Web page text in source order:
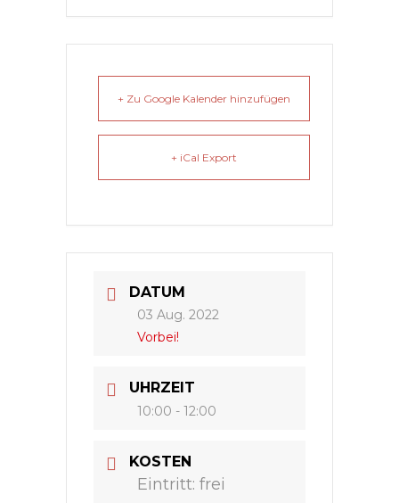
+ Zu Google Kalender hinzufügen
+ iCal Export
DATUM
03 Aug. 2022
Vorbei!
UHRZEIT
10:00 - 12:00
KOSTEN
Eintritt: frei